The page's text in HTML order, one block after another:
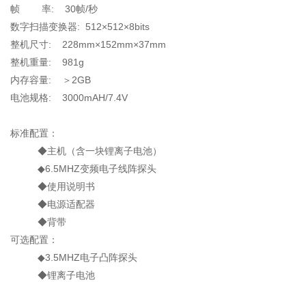
帧 率: 30帧/秒
数字扫描变换器: 512×512×8bits
整机尺寸: 228mm×152mm×37mm
整机重量: 981g
内存容量: ＞2GB
电池规格: 3000mAH/7.4V
标准配置：
◆主机（含一块锂离子电池）
◆6.5MHZ变频电子线阵探头
◆使用说明书
◆电源适配器
◆背带
可选配置：
◆3.5MHZ电子凸阵探头
◆锂离子电池